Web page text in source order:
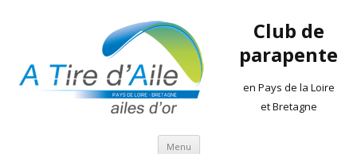
Club de
parapente
en Pays de la Loire
et Bretagne
Menu Aller